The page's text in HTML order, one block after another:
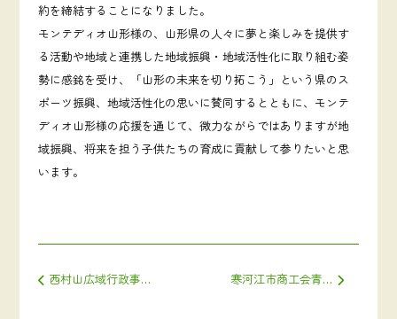
約を締結することになりました。
モンテディオ山形様の、山形県の人々に夢と楽しみを提供す
る活動や地域と連携した地域振興・地域活性化に取り組む姿
勢に感銘を受け、「山形の未来を切り拓こう」という県のス
ポーツ振興、地域活性化の思いに賛同するとともに、モンテ
ディオ山形様の応援を通じて、微力ながらではありますが地
域振興、将来を担う子供たちの育成に貢献して参りたいと思
います。
投稿ナビゲーション西村山広域行政事務組合と協定を結びました 寒河江市商工会青年部「コドモモシゴト(寒河江小学校)」に講師として参加いたしました